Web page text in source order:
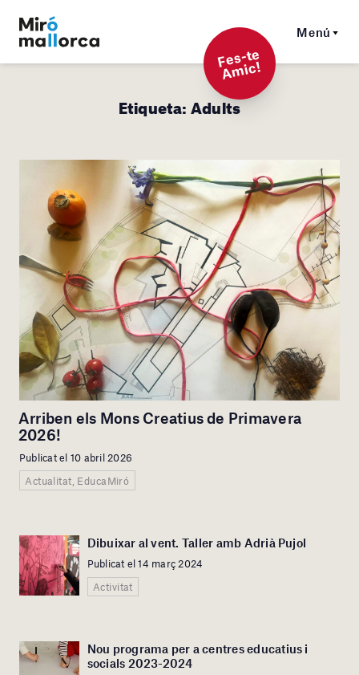
Menú
F
es-t
e
A
mi
c!
Etiqueta: Adults
Arriben els Mons Creatius de Primavera
2026!
Publicat el 10 abril 2026
Actualitat, EducaMiró
Dibuixar al vent. Taller amb Adrià Pujol
Publicat el 14 març 2024
Activitat
Nou programa per a centres educatius i
socials 2023-2024